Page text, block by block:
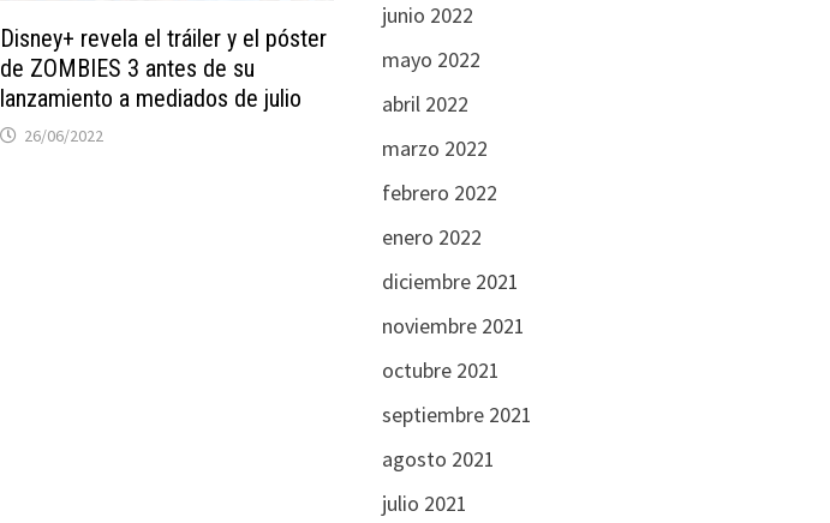
Disney+ revela el tráiler y el póster
de ZOMBIES 3 antes de su
lanzamiento a mediados de julio
26/06/2022
junio 2022
mayo 2022
abril 2022
marzo 2022
febrero 2022
enero 2022
diciembre 2021
noviembre 2021
octubre 2021
septiembre 2021
agosto 2021
julio 2021